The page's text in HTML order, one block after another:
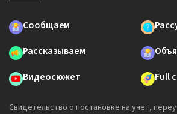
Сообщаем
Рассказываем
Видеосюжет
Full
Свидетельство о постановке на учет,